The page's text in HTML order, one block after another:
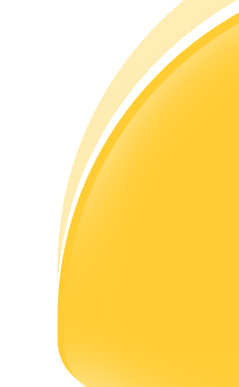
استراتيجيات التداول
تعلم كيفية البقاء مربحة